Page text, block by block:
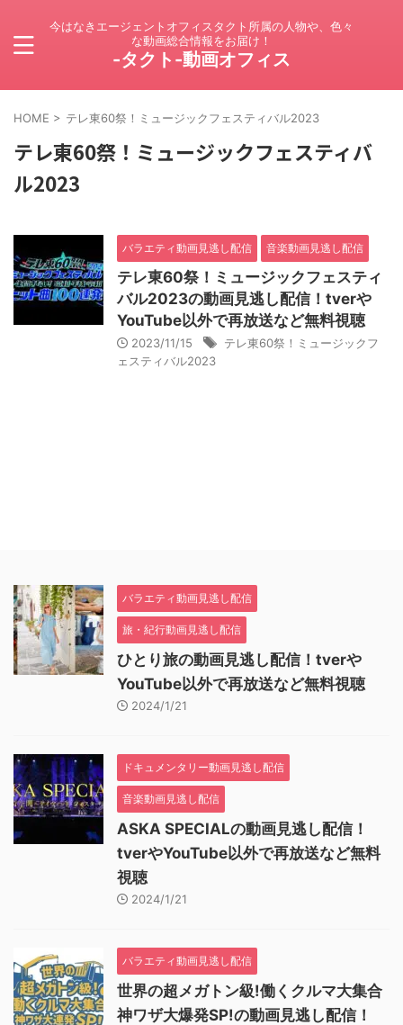
今はなきエージェントオフィスタクト所属の人物や、色々
な動画総合情報をお届け！
-タクト-動画オフィス
HOME > テレ東60祭！ミュージックフェスティバル2023
テレ東60祭！ミュージックフェスティバ
ル2023
バラエティ動画見逃し配信 音楽動画見逃し配信
テレ東60祭！ミュージックフェスティ
バル2023の動画見逃し配信！tverや
YouTube以外で再放送など無料視聴
2023/11/15
テレ東60祭！ミュージックフ
ェスティバル2023
バラエティ動画見逃し配信
旅・紀行動画見逃し配信
ひとり旅の動画見逃し配信！tverや
YouTube以外で再放送など無料視聴
2024/1/21
ドキュメンタリー動画見逃し配信
音楽動画見逃し配信
ASKA SPECIALの動画見逃し配信！
tverやYouTube以外で再放送など無料
視聴
2024/1/21
バラエティ動画見逃し配信
世界の超メガトン級!働くクルマ大集合
神ワザ大爆発SP!の動画見逃し配信！